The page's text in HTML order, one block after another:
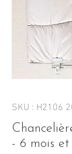
SKU : H2106
- 6 mois et